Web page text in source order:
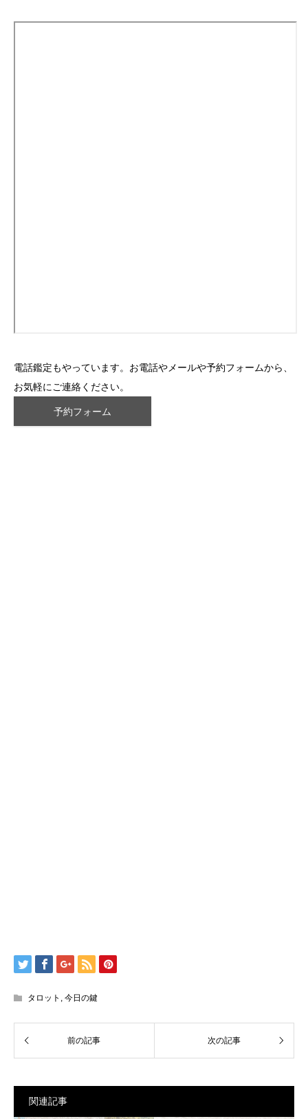
電話鑑定もやっています。お電話やメールや予約フォームから、
お気軽にご連絡ください。
予約フォーム
タロット , 今日の鍵
関連記事